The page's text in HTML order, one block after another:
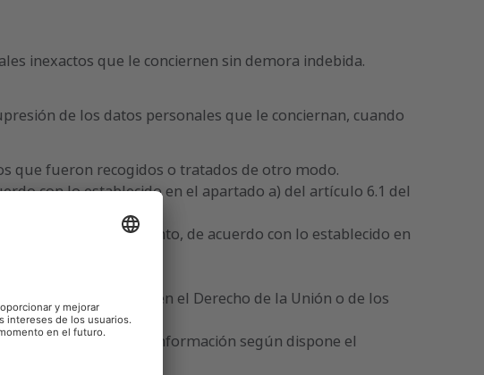
inexactos que le conciernen sin demora indebida.
de los datos personales que le conciernan, cuando
que fueron recogidos o tratados de otro modo.
con lo establecido en el apartado a) del artículo 6.1 del
jurídico.
para el tratamiento, de acuerdo con lo establecido en
legal establecida en el Derecho de la Unión o de los
de la sociedad de la información según dispone el